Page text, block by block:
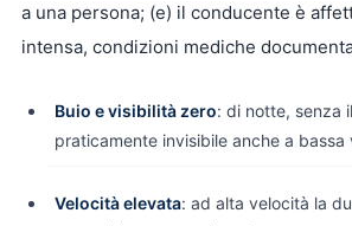
a una persona; (e) il conducente è
intensa, condizioni mediche
Buio e visibilità zero: di notte, senza
praticamente invisibile anche a bassa
Velocità elevata: ad alta velocità la